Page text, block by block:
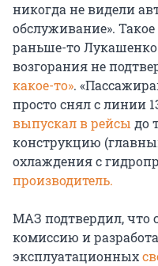
никогда не видели
обслуживание».
раньше-то
возгорания не
какое-то».
просто снял с линии
выпускал в рейсы до
конструкцию
охлаждения с
производитель.
МАЗ подтвердил, что
комиссию и
эксплуатационных